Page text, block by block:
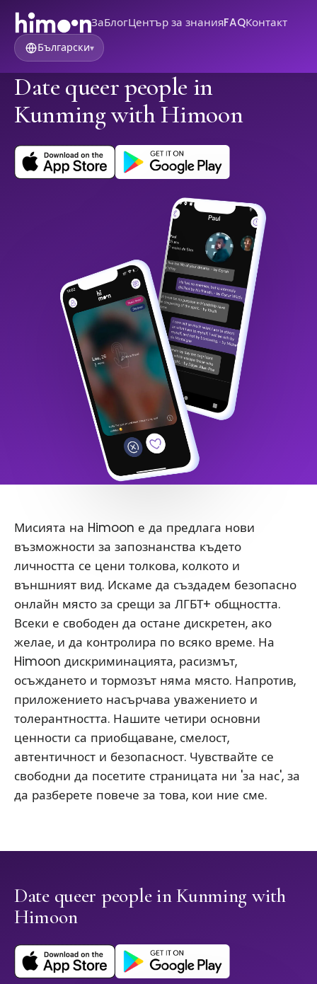
ЗаБлогЦентър за знанияFAQКонтакт
Български▾
Date queer people in
Kunming with Himoon
Мисията на Himoon е да предлага нови
възможности за запознанства където
личността се цени толкова, колкото и
външният вид. Искаме да създадем безопасно
онлайн място за срещи за ЛГБТ+ общността.
Всеки е свободен да остане дискретен, ако
желае, и да контролира по всяко време. На
Himoon дискриминацията, расизмът,
осъждането и тормозът няма място. Напротив,
приложението насърчава уважението и
толерантността. Нашите четири основни
ценности са приобщаване, смелост,
автентичност и безопасност. Чувствайте се
свободни да посетите страницата ни 'за нас', за
да разберете повече за това, кои ние сме.
Date queer people in Kunming with
Himoon